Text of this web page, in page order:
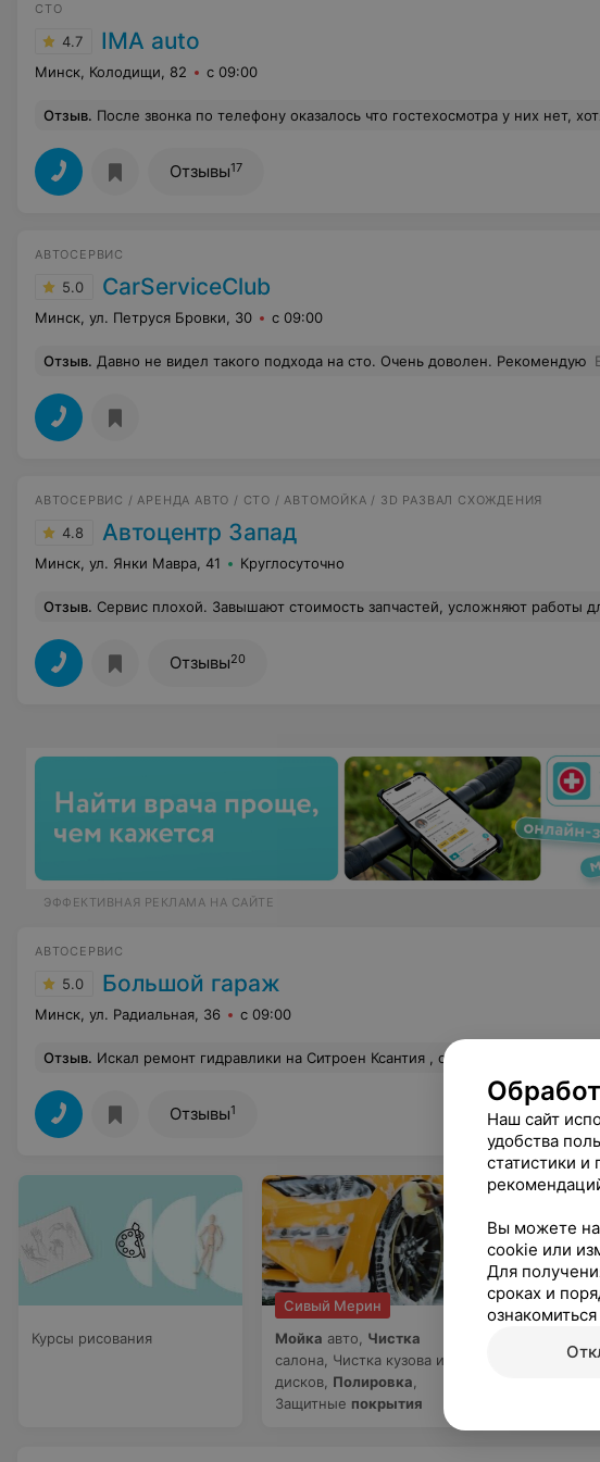
СТО
4.7 IMA auto
Минск, Колодищи, 82 с 09:00
Отзыв. После звонка по телефону оказалось что гостехосмотра у них нет, хотя в перечне услуга
Отзывы17
АВТОСЕРВИС
5.0 CarServiceClub
Минск, ул. Петруся Бровки, 30 с 09:00
Отзыв. Давно не видел такого подхода на сто. Очень доволен. Рекомендую
АВТОСЕРВИС / АРЕНДА АВТО / СТО / АВТОМОЙКА / 3D РАЗВАЛ СХОЖДЕНИЯ
4.8 Автоцентр Запад
Минск, ул. Янки Мавра, 41 Круглосуточно
Отзыв. Сервис плохой. Завышают стоимость запчастей, усложняют работы для увеличения оплаты. Мутные вопросы с расчетами. Чека не дали. Этот
Отзывы20
ЭФФЕКТИВНАЯ РЕКЛАМА НА САЙТЕ
АВТОСЕРВИС
5.0 Большой гараж
Минск, ул. Радиальная, 36 с 09:00
Отзыв. Искал ремонт гидравлики на Ситроен Ксантия , сделали всё быстро и качественно . Отдельное спасибо
Отзывы1
Курсы рисования
Сивый Мерин
Мойка авто, Чистка
салона, Чистка кузова и
дисков, Полировка
Защитные покрытия
каталоге
Наш сайт
удобства
статистики и
Вы можете
cookie или
Для
сроках и